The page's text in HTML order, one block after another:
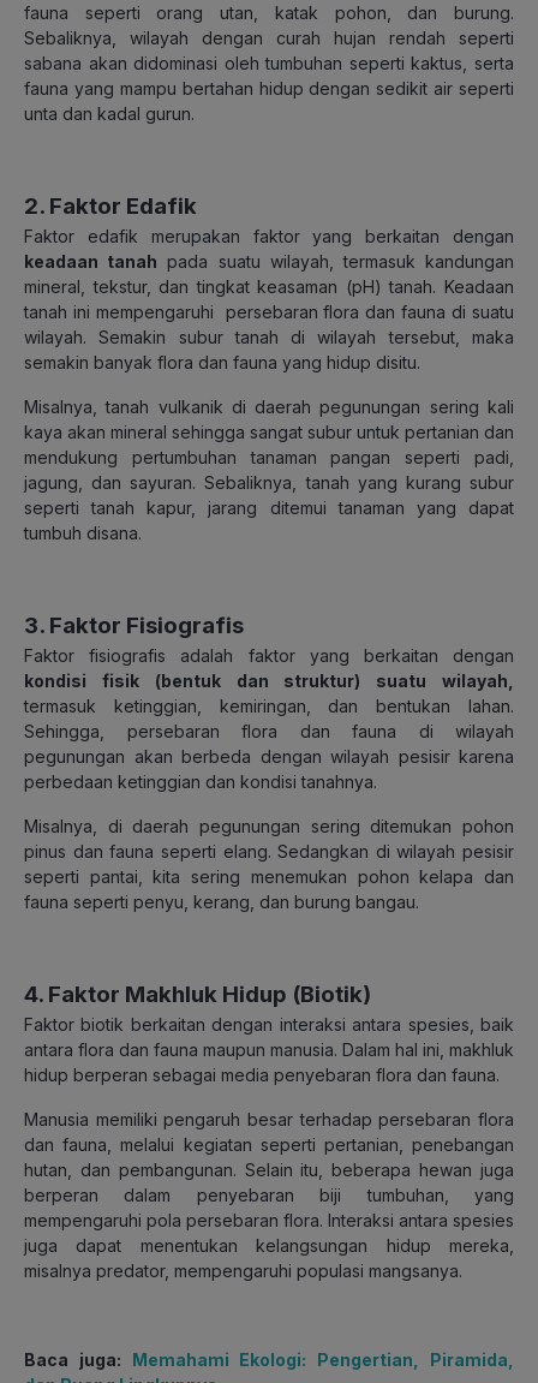
fauna seperti orang utan, katak pohon, dan burung.
Sebaliknya, wilayah dengan curah hujan rendah seperti
sabana akan didominasi oleh tumbuhan seperti kaktus, serta
fauna yang mampu bertahan hidup dengan sedikit air seperti
unta dan kadal gurun.
2. Faktor Edafik
Faktor edafik merupakan faktor yang berkaitan dengan
keadaan tanah pada suatu wilayah, termasuk kandungan
mineral, tekstur, dan tingkat keasaman (pH) tanah. Keadaan
tanah ini mempengaruhi persebaran flora dan fauna di suatu
wilayah. Semakin subur tanah di wilayah tersebut, maka
semakin banyak flora dan fauna yang hidup disitu.
Misalnya, tanah vulkanik di daerah pegunungan sering kali
kaya akan mineral sehingga sangat subur untuk pertanian dan
mendukung pertumbuhan tanaman pangan seperti padi,
jagung, dan sayuran. Sebaliknya, tanah yang kurang subur
seperti tanah kapur, jarang ditemui tanaman yang dapat
tumbuh disana.
3. Faktor Fisiografis
Faktor fisiografis adalah faktor yang berkaitan dengan
kondisi fisik (bentuk dan struktur) suatu wilayah
termasuk ketinggian, kemiringan, dan bentukan lahan.
Sehingga, persebaran flora dan fauna di wilayah
pegunungan akan berbeda dengan wilayah pesisir karena
perbedaan ketinggian dan kondisi tanahnya.
Misalnya, di daerah pegunungan sering ditemukan pohon
pinus dan fauna seperti elang. Sedangkan di wilayah pesisir
seperti pantai, kita sering menemukan pohon kelapa dan
fauna seperti penyu, kerang, dan burung bangau.
4. Faktor Makhluk Hidup (Biotik)
Faktor biotik berkaitan dengan interaksi antara spesies, baik
antara flora dan fauna maupun manusia. Dalam hal ini, makhluk
hidup berperan sebagai media penyebaran flora dan fauna.
Manusia memiliki pengaruh besar terhadap persebaran flora
dan fauna, melalui kegiatan seperti pertanian, penebangan
hutan, dan pembangunan. Selain itu, beberapa hewan juga
berperan dalam penyebaran biji tumbuhan, yang
mempengaruhi pola persebaran flora. Interaksi antara spesies
juga dapat menentukan kelangsungan hidup mereka,
misalnya predator, mempengaruhi populasi mangsanya.
Baca juga: Memahami Ekologi: Pengertian, Piramida,